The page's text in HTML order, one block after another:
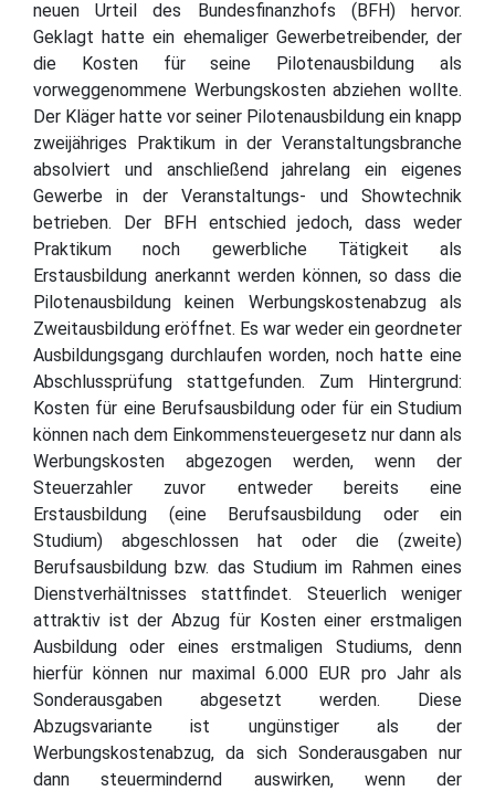
neuen Urteil des Bundesfinanzhofs (BFH) hervor.
Geklagt hatte ein ehemaliger Gewerbetreibender, der
die Kosten für seine Pilotenausbildung als
vorweggenommene Werbungskosten abziehen wollte.
Der Kläger hatte vor seiner Pilotenausbildung ein knapp
zweijähriges Praktikum in der Veranstaltungsbranche
absolviert und anschließend jahrelang ein eigenes
Gewerbe in der Veranstaltungs- und Showtechnik
betrieben. Der BFH entschied jedoch, dass weder
Praktikum noch gewerbliche Tätigkeit als
Erstausbildung anerkannt werden können, so dass die
Pilotenausbildung keinen Werbungskostenabzug als
Zweitausbildung eröffnet. Es war weder ein geordneter
Ausbildungsgang durchlaufen worden, noch hatte eine
Abschlussprüfung stattgefunden. Zum Hintergrund:
Kosten für eine Berufsausbildung oder für ein Studium
können nach dem Einkommensteuergesetz nur dann als
Werbungskosten abgezogen werden, wenn der
Steuerzahler zuvor entweder bereits eine
Erstausbildung (eine Berufsausbildung oder ein
Studium) abgeschlossen hat oder die (zweite)
Berufsausbildung bzw. das Studium im Rahmen eines
Dienstverhältnisses stattfindet. Steuerlich weniger
attraktiv ist der Abzug für Kosten einer erstmaligen
Ausbildung oder eines erstmaligen Studiums, denn
hierfür können nur maximal 6.000 EUR pro Jahr als
Sonderausgaben abgesetzt werden. Diese
Abzugsvariante ist ungünstiger als der
Werbungskostenabzug, da sich Sonderausgaben nur
dann steuermindernd auswirken, wenn der